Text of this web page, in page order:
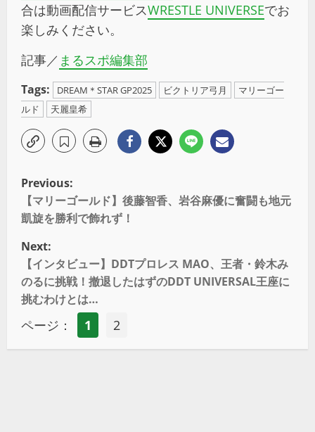
合は動画配信サービスWRESTLE UNIVERSEでお
楽しみください。
記事／ まるスポ編集部
Tags: DREAM＊STAR GP2025 ビクトリア弓月
マリーゴー
ルド
天麗皇希
Previous:
【マリーゴールド】後藤智香、岩谷麻優に奮闘も地元
凱旋を勝利で飾れず！
Next:
【インタビュー】DDTプロレス MAO、王者・鈴木み
のるに挑戦！撤退したはずのDDT UNIVERSAL王座に
挑むわけとは…
ページ： 1 2